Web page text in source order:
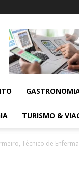
TURISMO &
Técnico de